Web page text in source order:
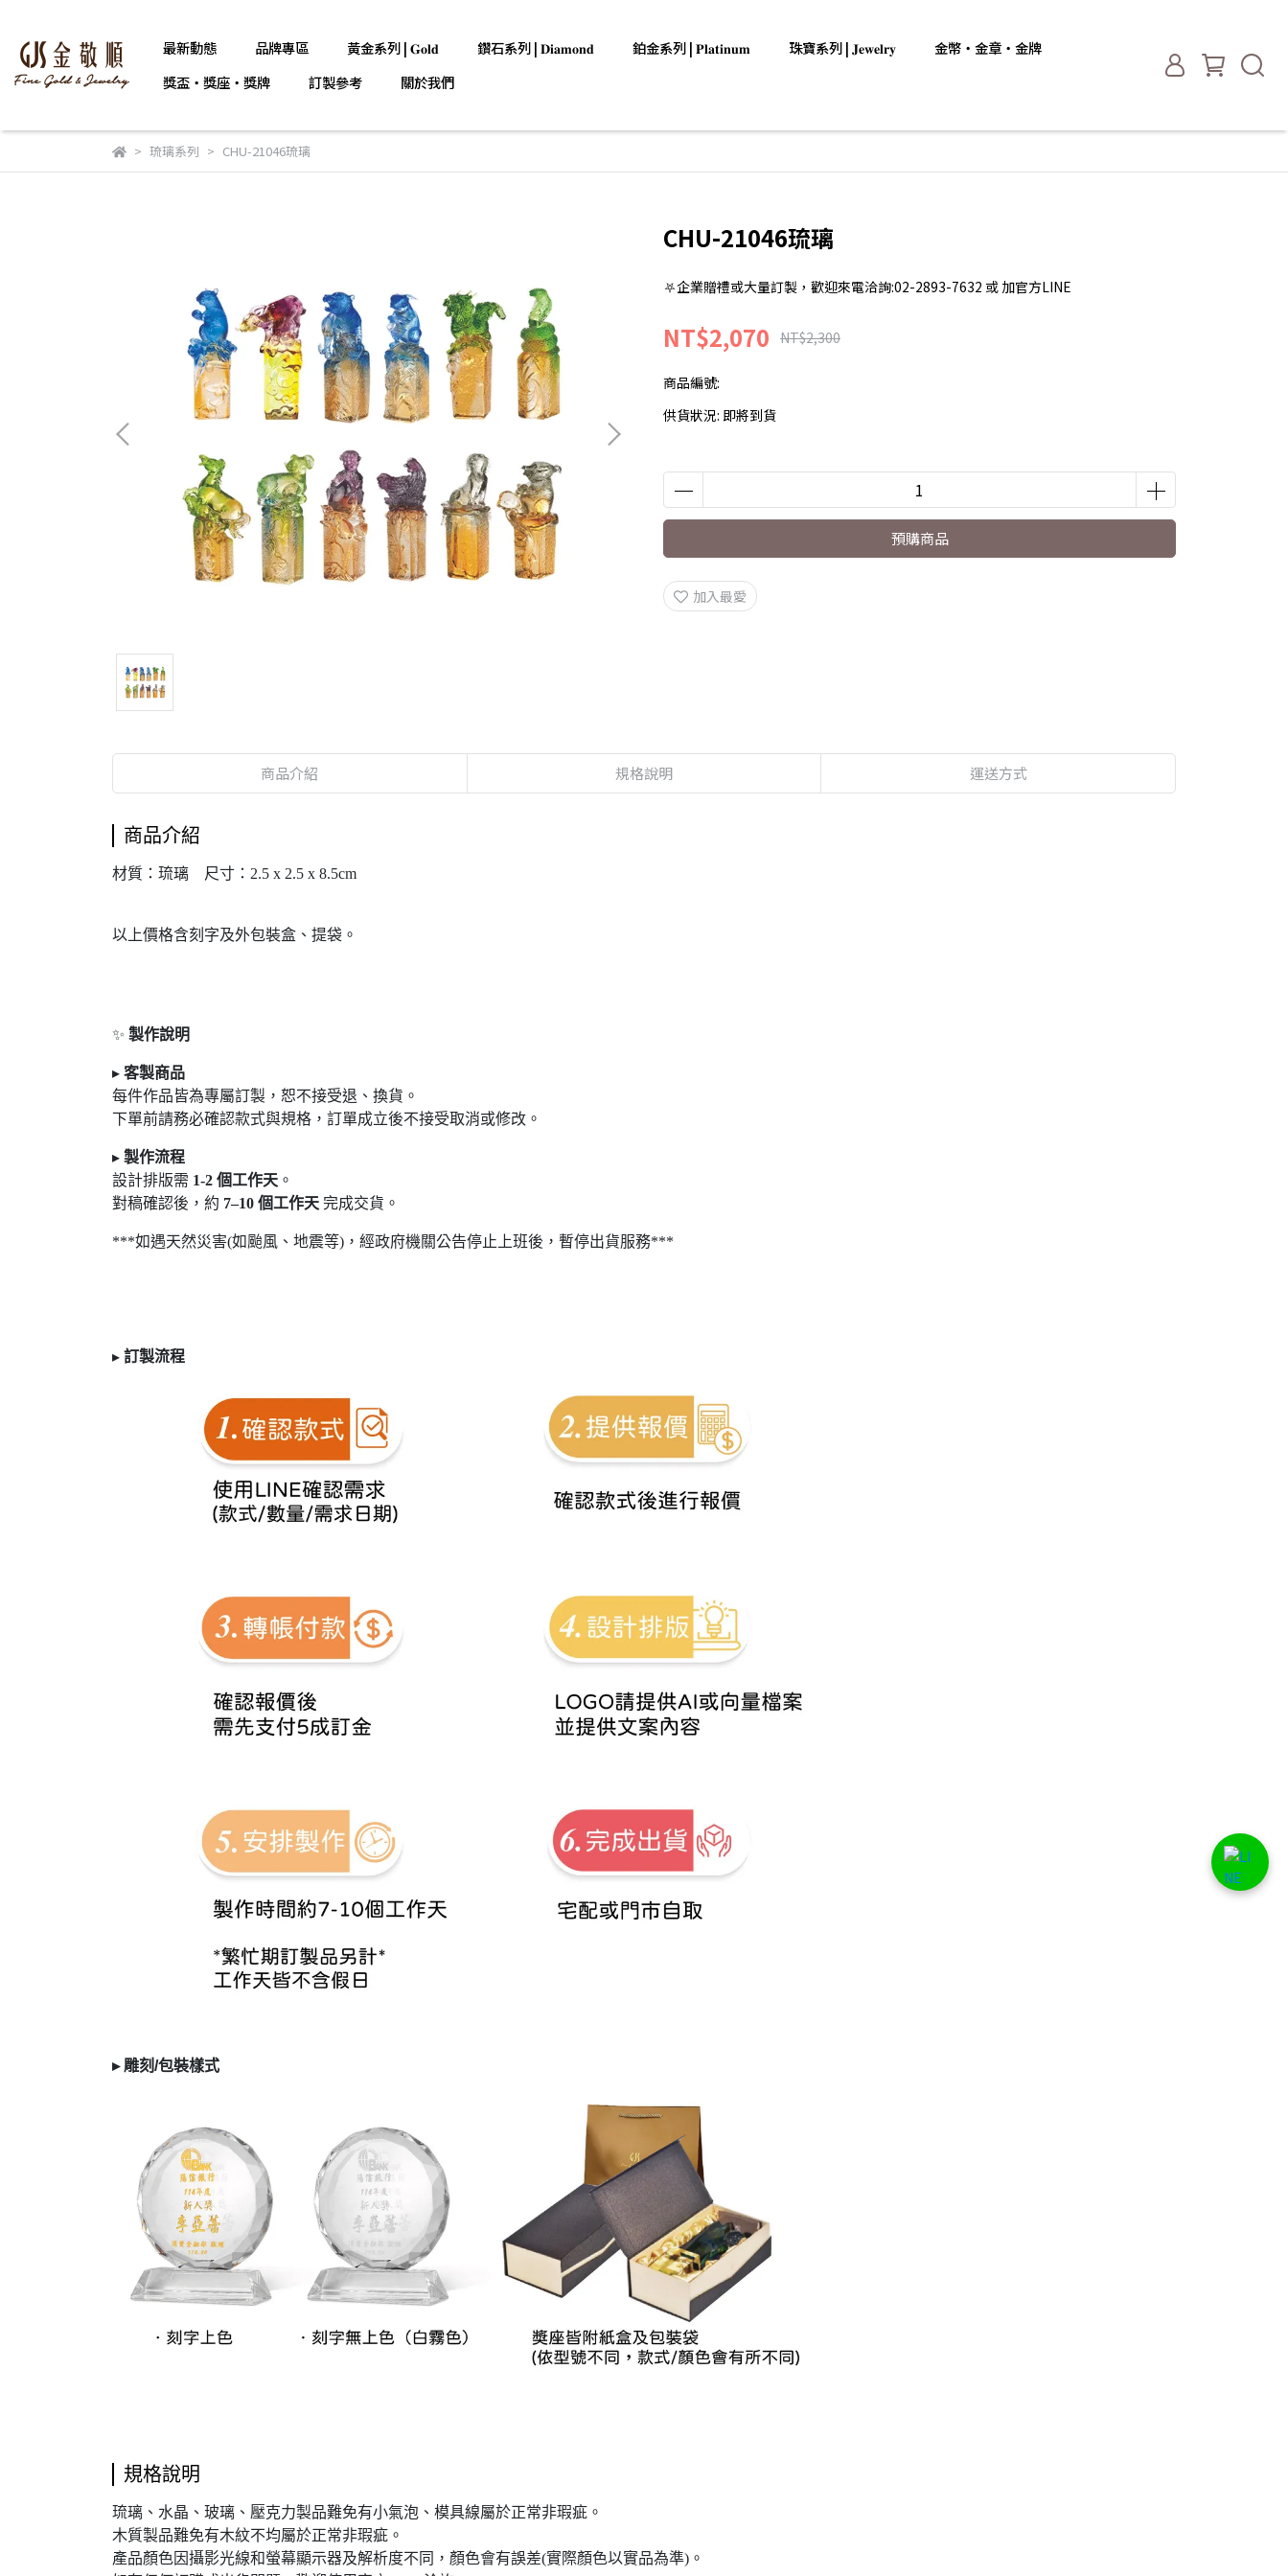
最新動態 品牌專區 黃金系列 | 𝐆𝐨𝐥𝐝 鑽石系列 | 𝐃𝐢𝐚𝐦𝐨𝐧𝐝 鉑金系列 | 𝐏𝐥𝐚𝐭𝐢𝐧𝐮𝐦 珠寶系列 | 𝐉𝐞𝐰𝐞𝐥𝐫𝐲
金幣・金章・金牌
獎盃・獎座・獎牌
訂製參考 關於我們
琉璃系列 CHU-21046琉璃
CHU-21046琉璃
⛧企業贈禮或大量訂製，歡迎來電洽詢:02-2893-7632 或 加官方LINE
NT$2,070 NT$2,300
商品編號:
供貨狀況: 即將到貨
預購商品
加入最愛
商品介紹 規格說明 運送方式
商品介紹
材質：琉璃 尺寸：2.5 x 2.5 x 8.5cm
以上價格含刻字及外包裝盒、提袋。
✨ 製作說明
▸ 客製商品
每件作品皆為專屬訂製，恕不接受退 、換貨。
下單前請務必確認款式與規格，訂單成立後不接受取消或修改。
▸ 製作流程
設計排版需 1-2 個工作天 。
對稿確認後，約 7–10 個工作天 完成交貨。
***如遇天然災害(如颱風、地震等)，經政府機關公告停止上班後，暫停出貨服務***
▸ 訂製流程
▸ 雕刻/包裝樣式
規格說明
琉璃、水晶、玻璃、壓克力製品難免有小氣泡、模具線屬於正常非瑕疵。
木質製品難免有木紋不均屬於正常非瑕疵。
產品顏色因攝影光線和螢幕顯示器及解析度不同，顏色會有誤差(實際顏色以實品為準)。